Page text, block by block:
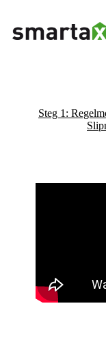
Steg 1: